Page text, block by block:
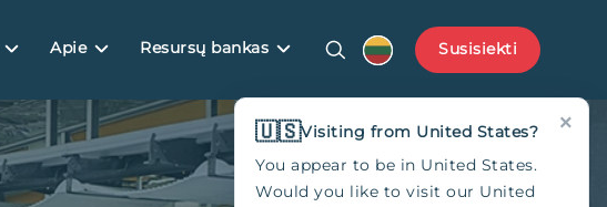
Apie Resursų bankas Susisiekti
×
🇺🇸Visiting from United States?
You appear to be in United States.
Would you like to visit our United